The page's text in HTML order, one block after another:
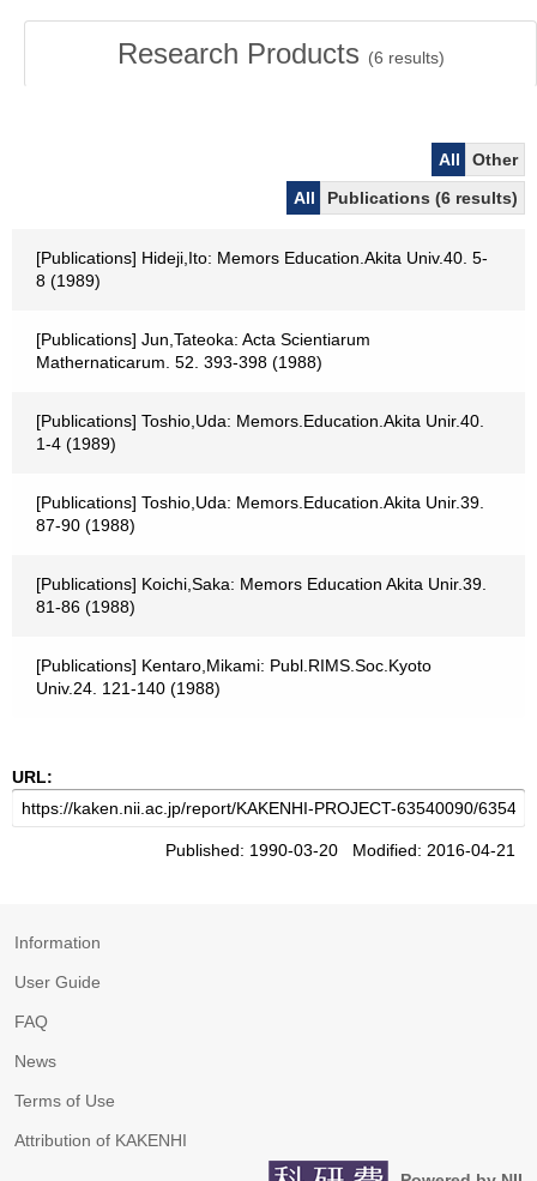
Research Products (6 results)
All
Other
All
Publications (6 results)
[Publications] Hideji,Ito: Memors Education.Akita Univ.40. 5-
8 (1989)
[Publications] Jun,Tateoka: Acta Scientiarum
Mathernaticarum. 52. 393-398 (1988)
[Publications] Toshio,Uda: Memors.Education.Akita Unir.40.
1-4 (1989)
[Publications] Toshio,Uda: Memors.Education.Akita Unir.39.
87-90 (1988)
[Publications] Koichi,Saka: Memors Education Akita Unir.39.
81-86 (1988)
[Publications] Kentaro,Mikami: Publ.RIMS.Soc.Kyoto
Univ.24. 121-140 (1988)
URL:
Published: 1990-03-20 Modified: 2016-04-21
Information
User Guide
FAQ
News
Terms of Use
Attribution of KAKENHI